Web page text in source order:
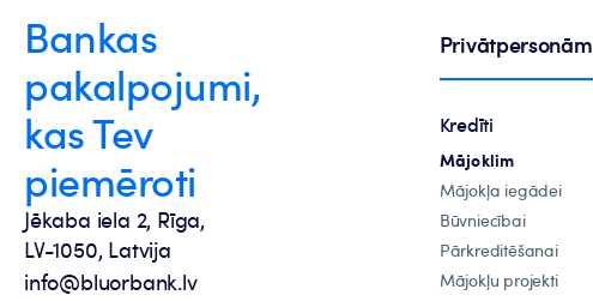
Bankas
pakalpojumi,
kas Tev
piemēroti
Jēkaba iela 2, Rīga,
LV-1050, Latvija
info@bluorbank.lv
Privātpersonām
Kredīti
Mājoklim
Mājokļa iegādei
Būvniecībai
Pārkreditēšanai
Mājokļu projekti